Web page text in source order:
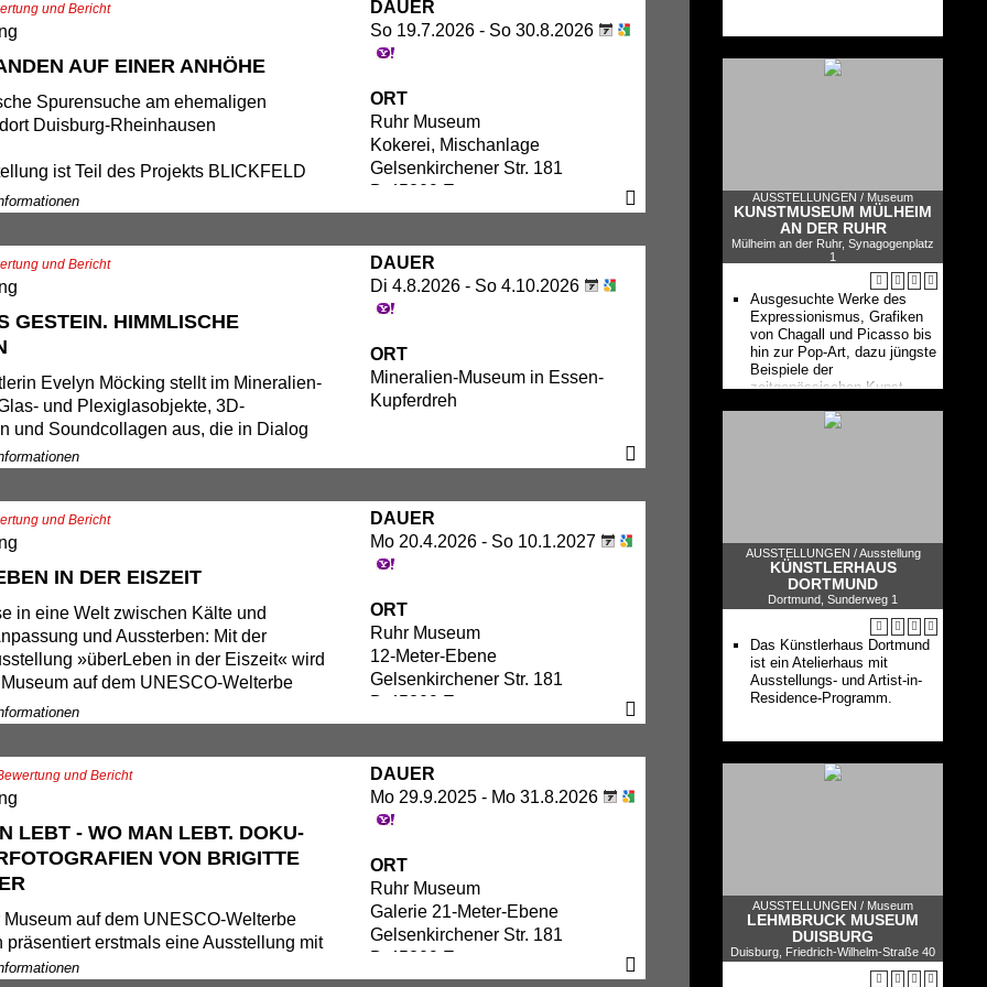
und Bericht
AUF EINER ANHÖHE
Spurensuche am ehemaligen
Duisburg-Rheinhausen
ist Teil des Projekts BLICKFELD
einer Kooperation der Folkwang
der Künste und der Stiftung Zollverein
die Gesellschaft der Freunde und
Stiftung Zollverein e. V. (GFF) und die
von Frau Professorin Elke
sich 13 Studierende der Folkwang
der Künste im Schwerpunkt Fotografie
mit den transformatorischen
des ehemaligen Stahlstandortes
aktuell
DAUER
So 19.7.2026 - So 30.8.2026
ORT
Ruhr Museum
Kokerei, Mischanlage
Gelsenkirchener Str. 181
D-45309 Essen
und Bericht
GESTEIN. HIMMLISCHE
Evelyn Möcking stellt im Mineralien-
und Plexiglasobjekte, 3D-
und Soundcollagen aus, die in Dialog
treten. Anknüpfend an
Pavillon auf der Biennale in Venedig
Materialität, Prozess und
»Athanor NOW«
DAUER
Di 4.8.2026 - So 4.10.2026
ORT
Mineralien-Museum in Essen-
Kupferdreh
und Bericht
IN DER EISZEIT
in eine Welt zwischen Kälte und
und Aussterben: Mit der
»überLeben in der Eiszeit« wird
auf dem UNESCO-Welterbe
zum Schauplatz des ersten Teils der
Landesausstellung Nordrhein
der ehemaligen Kohlenwäsche
den Besuchenden ein faszinierender
in der Region.
– darunter spektakuläre
wie der Mammutschädel von Haltern,
Tier-Rekonstruktionen und seltene
eiszeitlicher Pflanzenwelt – erzählen
DAUER
Mo 20.4.2026 - So 10.1.2027
ORT
Ruhr Museum
12-Meter-Ebene
Gelsenkirchener Str. 181
D-45309 Essen
und Bericht
LEBT - WO MAN LEBT. DO­KU­
VON BRIGITTE
Museum auf dem UNESCO-Welterbe
präsentiert erstmals eine Ausstellung mit
bekannten Dokumentarfotografin
DAUER
Mo 29.9.2025 - Mo 31.8.2026
ORT
Ruhr Museum
Galerie 21-Meter-Ebene
Gelsenkirchener Str. 181
D-45309 Essen
AUSSTELLUNGEN / Museum
KUNSTMUSEUM MÜLHEIM
AN DER RUHR
Mülheim an der Ruhr, Synagogenplatz
1
Ausgesuchte Werke des
Expressionismus, Grafiken
von Chagall und Picasso bis
hin zur Pop-Art, dazu jüngste
Beispiele der
zeitgenössischen Kunst.
AUSSTELLUNGEN /Ausstellung
KÜNSTLERHAUS
DORTMUND
Dortmund, Sunderweg 1
Das Künstlerhaus Dortmund
ist ein Atelierhaus mit
Ausstellungs- und Artist-in-
Residence-Programm.
AUSSTELLUNGEN / Museum
LEHMBRUCK MUSEUM
DUISBURG
Duisburg, Friedrich-Wilhelm-Straße 40